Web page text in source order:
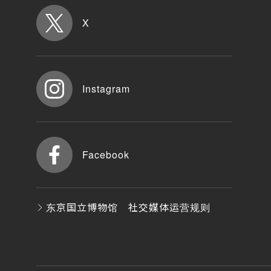
X
Instagram
Facebook
东京国立博物馆 社交媒体运营规则